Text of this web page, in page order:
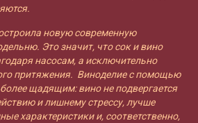
новую современную
Это значит, что сок и вино
насосам, а исключительно
притяжения. Виноделие с помощью
щадящим: вино не подвергается
и лишнему стрессу, лучше
характеристики и, соответственно,